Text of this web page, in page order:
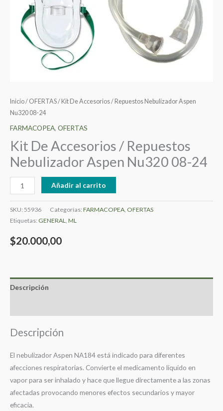
Inicio/ OFERTAS/ Kit De Accesorios / Repuestos Nebulizador Aspen
Nu320 08-24
FARMACOPEA, OFERTAS
Kit De Accesorios / Repuestos
Nebulizador Aspen Nu320 08-24
Añadir al carrito
SKU: 55936 Categorías: FARMACOPEA, OFERTAS
Etiquetas: GENERAL, ML
$20.000,00
Descripción
Descripción
El nebulizador Aspen NA184 está indicado para diferentes
afecciones respiratorias. Convierte el medicamento líquido en
vapor para ser inhalado y hace que llegue directamente a las zonas
afectadas provocando menores efectos secundarios y mayor
eficacia.